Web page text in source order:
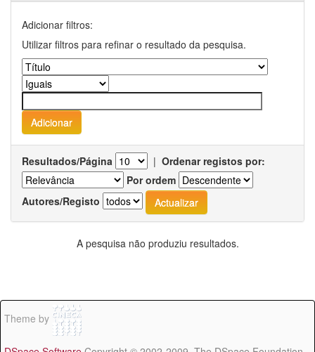
Adicionar filtros:
Utilizar filtros para refinar o resultado da pesquisa.
Resultados/Página | Ordenar registos por:
Por ordem
Autores/Registo
A pesquisa não produziu resultados.
Theme by